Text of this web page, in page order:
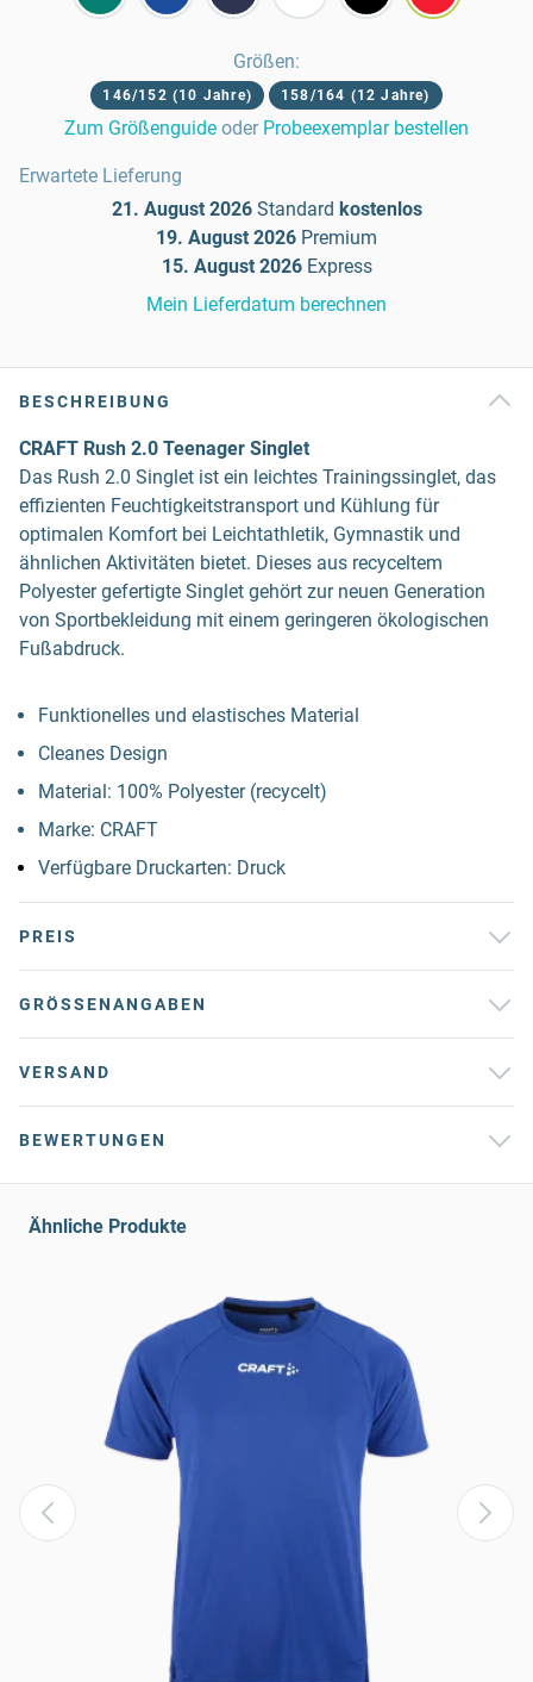
Größen:
146/152 (10 Jahre) 158/164 (12 Jahre)
Zum Größenguide oder Probeexemplar bestellen
Erwartete Lieferung
21. August 2026 Standard kostenlos
19. August 2026 Premium
15. August 2026 Express
Mein Lieferdatum berechnen
BESCHREIBUNG
CRAFT Rush 2.0 Teenager Singlet
Das Rush 2.0 Singlet ist ein leichtes Trainingssinglet, das
effizienten Feuchtigkeitstransport und Kühlung für
optimalen Komfort bei Leichtathletik, Gymnastik und
ähnlichen Aktivitäten bietet. Dieses aus recyceltem
Polyester gefertigte Singlet gehört zur neuen Generation
von Sportbekleidung mit einem geringeren ökologischen
Fußabdruck.
Funktionelles und elastisches Material
Cleanes Design
Material: 100% Polyester (recycelt)
Marke: CRAFT
Verfügbare Druckarten: Druck
PREIS
GRÖSSENANGABEN
VERSAND
BEWERTUNGEN
Ähnliche Produkte